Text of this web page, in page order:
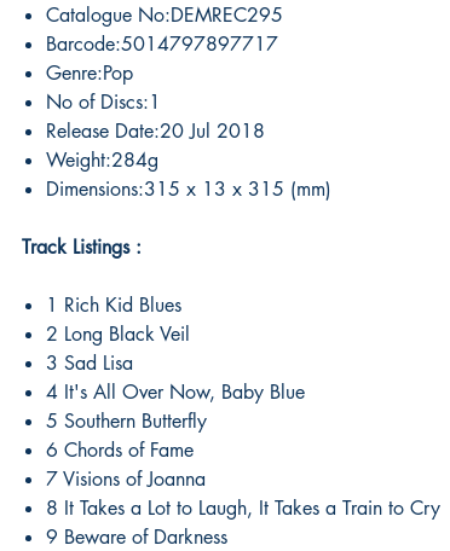
Catalogue No:DEMREC295
Barcode:5014797897717
Genre:Pop
No of Discs:1
Release Date:20 Jul 2018
Weight:284g
Dimensions:315 x 13 x 315 (mm)
Track Listings :
1 Rich Kid Blues
2 Long Black Veil
3 Sad Lisa
4 It's All Over Now, Baby Blue
5 Southern Butterfly
6 Chords of Fame
7 Visions of Joanna
8 It Takes a Lot to Laugh, It Takes a Train to Cry
9 Beware of Darkness